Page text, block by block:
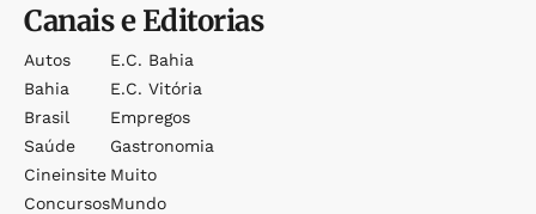
Canais e Editorias
Autos
Bahia
Brasil
Saúde
Cineinsite
Concursos
E.c. Bahia
E.c. Vitória
Empregos
Gastronomia
Muito
Mundo